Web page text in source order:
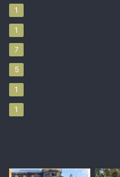
1
1
7
5
1
1